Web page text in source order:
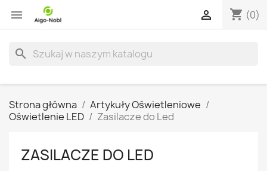
 shopping_cart (0)

search
Strona główna
Artykuły Oświetleniowe
Oświetlenie LED
Zasilacze do Led
ZASILACZE DO LED